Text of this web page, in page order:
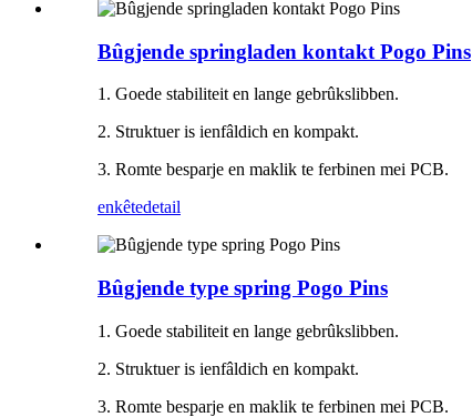
Bûgjende springladen kontakt Pogo Pins
1. Goede stabiliteit en lange gebrûkslibben.
2. Struktuer is ienfâldich en kompakt.
3. Romte besparje en maklik te ferbinen mei PCB.
enkêtedetail
Bûgjende type spring Pogo Pins
1. Goede stabiliteit en lange gebrûkslibben.
2. Struktuer is ienfâldich en kompakt.
3. Romte besparje en maklik te ferbinen mei PCB.